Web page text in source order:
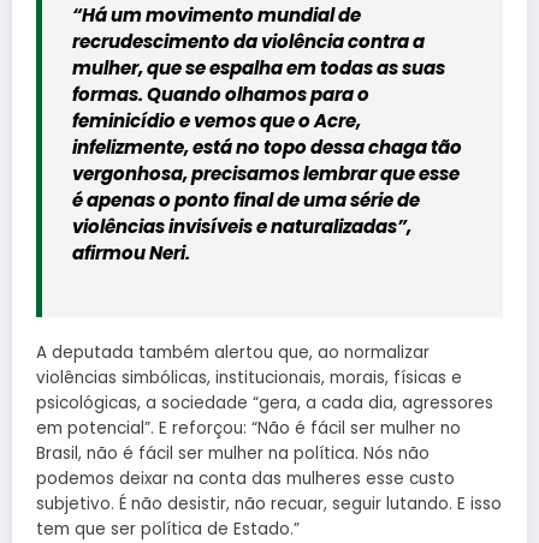
“Há um movimento mundial de
recrudescimento da violência contra a
mulher, que se espalha em todas as suas
formas. Quando olhamos para o
feminicídio e vemos que o Acre,
infelizmente, está no topo dessa chaga tão
vergonhosa, precisamos lembrar que esse
é apenas o ponto final de uma série de
violências invisíveis e naturalizadas”,
afirmou Neri.
A deputada também alertou que, ao normalizar
violências simbólicas, institucionais, morais, físicas e
psicológicas, a sociedade “gera, a cada dia, agressores
em potencial”. E reforçou: “Não é fácil ser mulher no
Brasil, não é fácil ser mulher na política. Nós não
podemos deixar na conta das mulheres esse custo
subjetivo. É não desistir, não recuar, seguir lutando. E isso
tem que ser política de Estado.”